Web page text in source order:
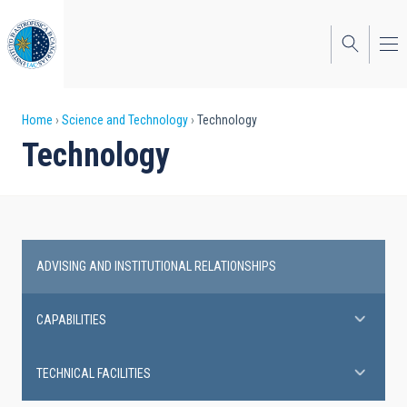
to
main
content
Breadcrumb
Home Science and Technology Technology
Technology
ADVISING AND INSTITUTIONAL RELATIONSHIPS
CAPABILITIES
TECHNICAL FACILITIES